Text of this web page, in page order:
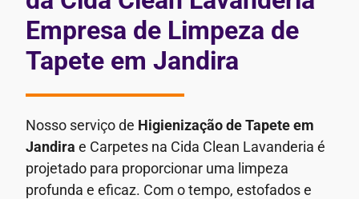
Empresa de Limpeza de
Tapete em Jandira
Nosso serviço de Higienização de Tapete em
Jandira e Carpetes na Cida Clean Lavanderia é
projetado para proporcionar uma limpeza
profunda e eficaz. Com o tempo, estofados e